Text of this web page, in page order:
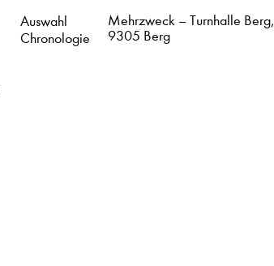
Auswahl
Chronologie
Mehrzweck – Turnhalle Berg,
9305 Berg